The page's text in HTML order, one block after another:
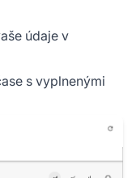
údaje v
s vyplnenými